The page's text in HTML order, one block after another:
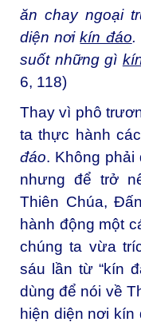
ăn chay ngoại
diện nơikín đáo.
suốt những gì
6, 118)
Thay vì phô
ta thực hành
đáo. Không
nhưng để trở
Thiên Chúa,
hành động một
chúng ta vừa
sáu lần từ “kín
dùng để nói về
hiện diện nơi kín